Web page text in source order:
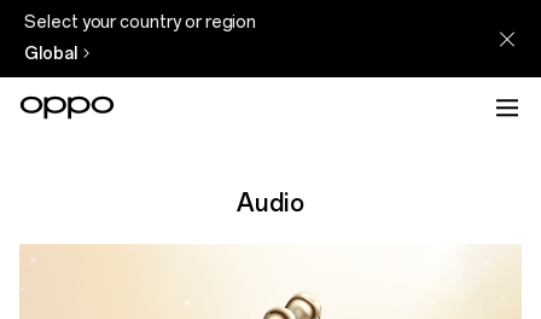
Select your country or region
Global
Audio